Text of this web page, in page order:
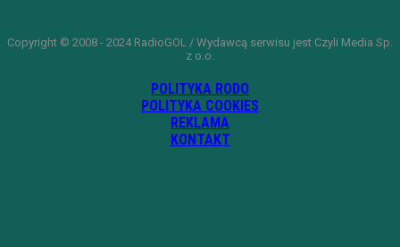
Copyright © 2008 - 2024 RadioGOL / Wydawcą serwisu jest Czyli Media Sp.
z o.o.
POLITYKA RODO
POLITYKA COOKIES
REKLAMA
KONTAKT